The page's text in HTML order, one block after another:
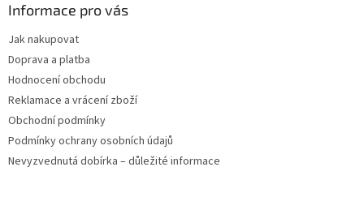
Informace pro vás
Jak nakupovat
Doprava a platba
Hodnocení obchodu
Reklamace a vrácení zboží
Obchodní podmínky
Podmínky ochrany osobních údajů
Nevyzvednutá dobírka – důležité informace